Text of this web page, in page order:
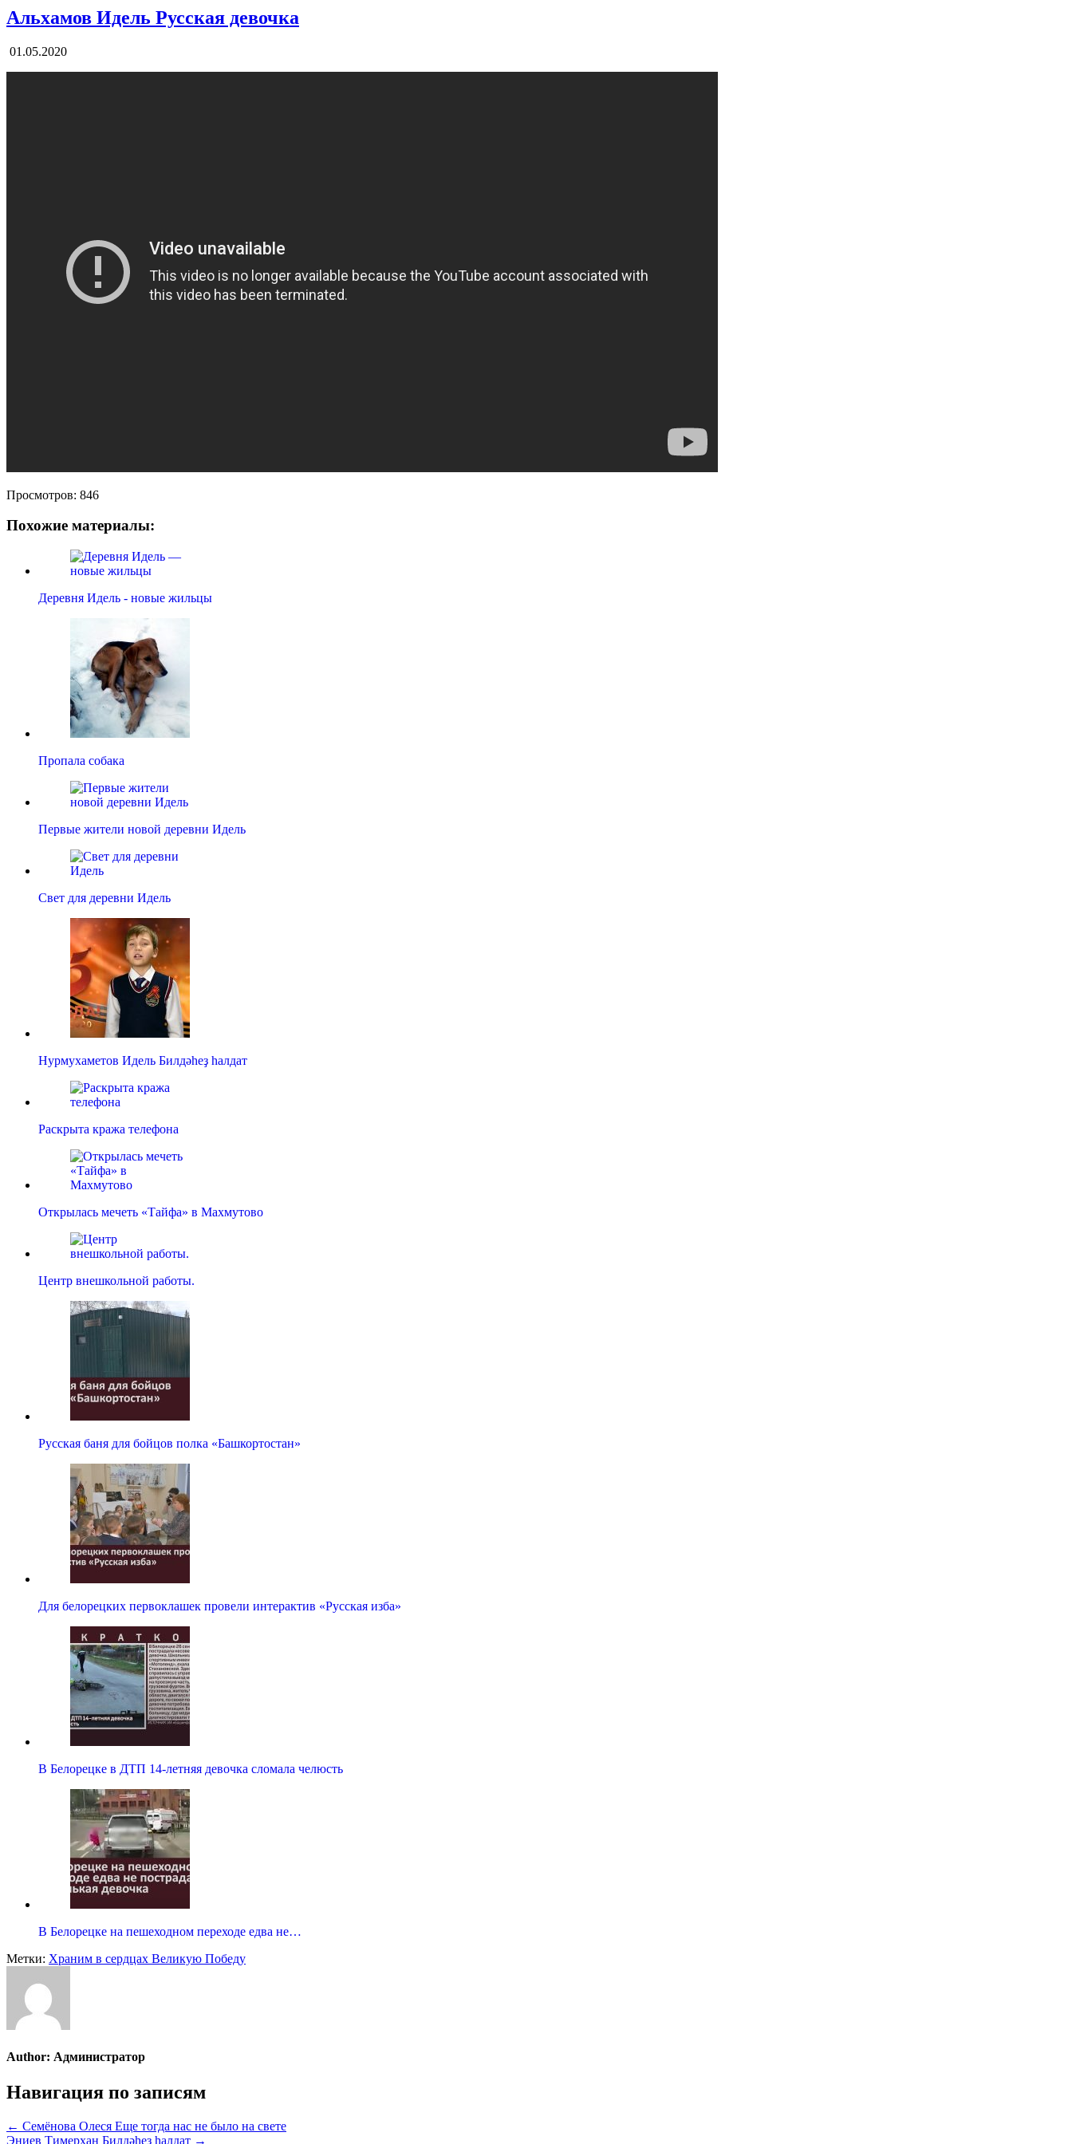
Альхамов Идель Русская девочка
01.05.2020
Просмотров: 846
Похожие материалы:
Деревня Идель - новые жильцы
Пропала собака
Первые жители новой деревни Идель
Свет для деревни Идель
Нурмухаметов Идель Билдәһеҙ һалдат
Раскрыта кража телефона
Открылась мечеть «Тайфа» в Махмутово
Центр внешкольной работы.
Русская баня для бойцов полка «Башкортостан»
Для белорецких первоклашек провели интерактив «Русская изба»
В Белорецке в ДТП 14-летняя девочка сломала челюсть
В Белорецке на пешеходном переходе едва не…
Метки: Храним в сердцах Великую Победу
Author: Администратор
Навигация по записям
← Семёнова Олеся Еще тогда нас не было на свете
Эниев Тимерхан Билдәһеҙ һалдат →